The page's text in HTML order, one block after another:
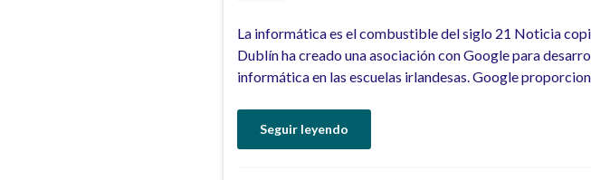
La informática es el combustible del siglo 21 Noticia
Dublín ha creado una asociación con Google para
informática en las escuelas irlandesas. Google
Seguir leyendo